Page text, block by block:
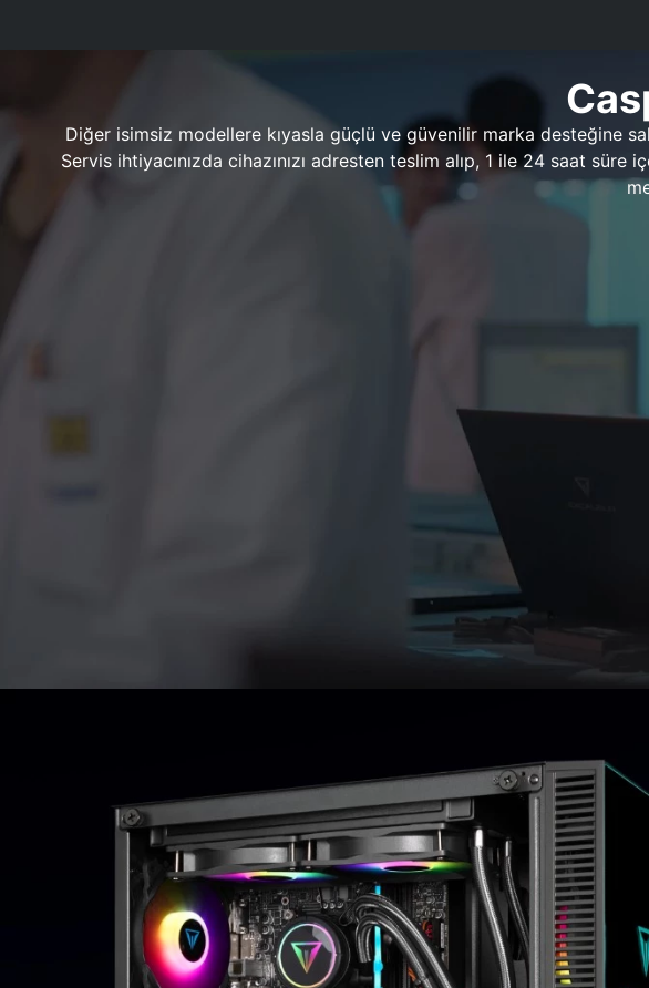
Diğer isimsiz modellere kıyasla güçlü ve güvenilir marka desteğine
Servis ihtiyacınızda cihazınızı adresten teslim alıp, 1 ile 24 saat